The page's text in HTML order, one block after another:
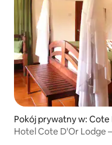
Pokój prywatny w: Cote
Hotel Cote D'Or Lodge